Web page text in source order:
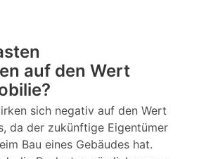
auf den Wert
sich negativ auf den Wert
da der zukünftige Eigentümer
Bau eines Gebäudes hat.